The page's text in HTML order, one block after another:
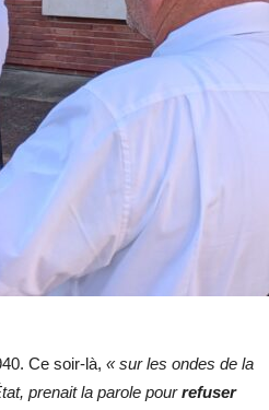
Ce soir-là, « sur les ondes de la
prenait la parole pourrefuser